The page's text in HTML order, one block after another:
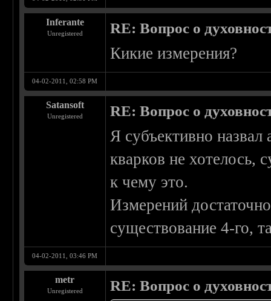
Inferante
Unregistered RE: Вопрос о
Кикие измерения?
04-02-2011, 02:58 PM
Satansoft
Unregistered RE: Вопрос о
Я субъективно
кварков не хотелось,
к чему это.
Измерений
существование 4-го,
04-02-2011, 03:46 PM
metr
Unregistered RE: Вопрос о